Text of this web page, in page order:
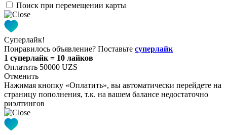
Поиск при перемещении карты
Суперлайк!
Понравилось объявление? Поставьте суперлайк
1 суперлайк = 10 лайков
Оплатить 50000 UZS
Отменить
Нажимая кнопку «Оплатить», вы автоматически перейдете на
страницу пополнения, т.к. на вашем балансе недостаточно
риэлтингов